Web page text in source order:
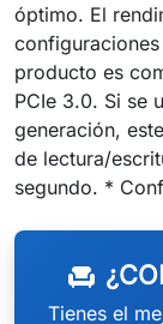
óptimo. El
producto es
PCIe 3.0. Si se
generación,
de lectura/
segundo. *
chair
Tienes el